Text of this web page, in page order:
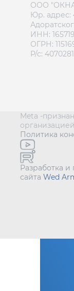
ООО
Юр. адрес:
ИНН:
ОГРН:
Р/с:
Meta -
Политика
Разработка
сайта Wed